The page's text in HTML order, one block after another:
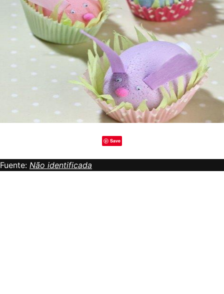
Save
Fuente: Não identificada